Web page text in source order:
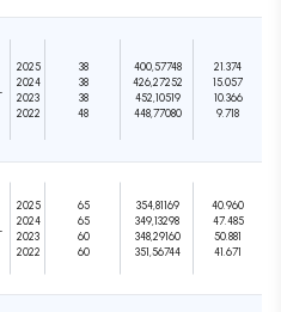
2025
2024
2023
2022
38
38
38
48
400,57748
426,27252
452,10519
448,77080
21.374
15.057
10.366
9.718
2025
2024
2023
2022
65
65
60
60
354,81169
349,13298
348,29160
351,56744
40.960
47.485
50.881
41.671